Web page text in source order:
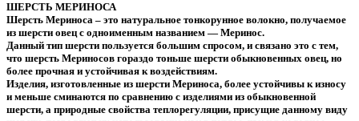
ШЕРСТЬ МЕРИНОСА
Шерсть Мериноса – это натуральное тонкорунное волокно, получаемое
из шерсти овец с одноименным названием — Меринос.
Данный тип шерсти пользуется большим спросом, и связано это с тем,
что шерсть Мериносов гораздо тоньше шерсти обыкновенных овец, но
более прочная и устойчивая к воздействиям.
Изделия, изготовленные из шерсти Мериноса, более устойчивы к износу
и меньше сминаются по сравнению с изделиями из обыкновенной
шерсти, а природные свойства теплорегуляции, присущие данному виду